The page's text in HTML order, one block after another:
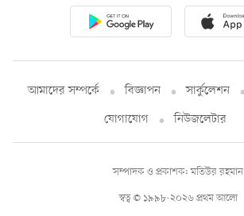
আমাদের সম্পর্কে বিজ্ঞাপন সার্কুলেশন
যোগাযোগ
নিউজলেটার
স্বত্ব © ১৯৯৮-২০২৬ প্রথম আলো
সম্পাদক ও প্রকাশক: মতিউর রহমান